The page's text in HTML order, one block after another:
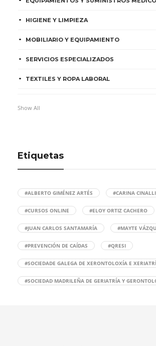
HIGIENE Y LIMPIEZA
MOBILIARIO Y EQUIPAMIENTO
SERVICIOS ESPECIALIZADOS
TEXTILES Y ROPA LABORAL
Show All
Etiquetas
#ALBERTO GIMÉNEZ ARTÉS #CARINA CINALLI
#CURSOS ONLINE #ELOY ORTIZ CACHERO
#JUAN CARLOS SANTAMARÍA #MAYTE
#PREVENCIÓN DE CAÍDAS #QRESI
#SOCIEDADE GALEGA DE XERONTOLOXÍA E
#SOCIEDAD MADRILEÑA DE GERIATRÍA Y